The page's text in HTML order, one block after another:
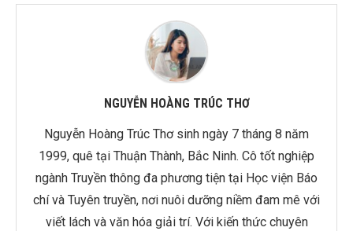
NGUYỄN HOÀNG TRÚC THƠ
Nguyễn Hoàng Trúc Thơ sinh ngày 7 tháng 8 năm
1999, quê tại Thuận Thành, Bắc Ninh. Cô tốt nghiệp
ngành Truyền thông đa phương tiện tại Học viện Báo
chí và Tuyên truyền, nơi nuôi dưỡng niềm đam mê với
viết lách và văn hóa giải trí. Với kiến thức chuyên